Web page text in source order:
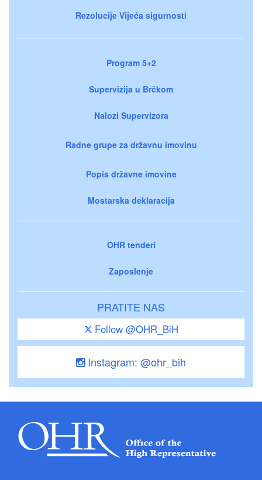
Rezolucije Vijeća sigurnosti
Program 5+2
Supervizija u Brčkom
Nalozi Supervizora
Radne grupe za državnu imovinu
Popis državne imovine
Mostarska deklaracija
OHR tenderi
Zaposlenje
PRATITE NAS
Follow @OHR_BiH
Instagram: @ohr_bih